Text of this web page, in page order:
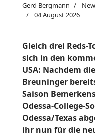
Gerd Bergmann
04 August 2026
Gleich drei Reds-
sich in den
USA: Nachdem
Breuninger
Saison
Odessa-College-
Odessa/Texas
ihr nun für die